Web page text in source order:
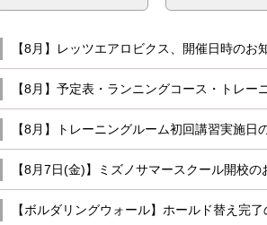
【8月】レッツエアロビクス、開催日時のお
【8月】予定表・ランニングコース・トレ
【8月】トレーニングルーム初回講習実施日
【8月7日(金)】ミズノサマースクール開校の
【ボルダリングウォール】ホールド替え完了